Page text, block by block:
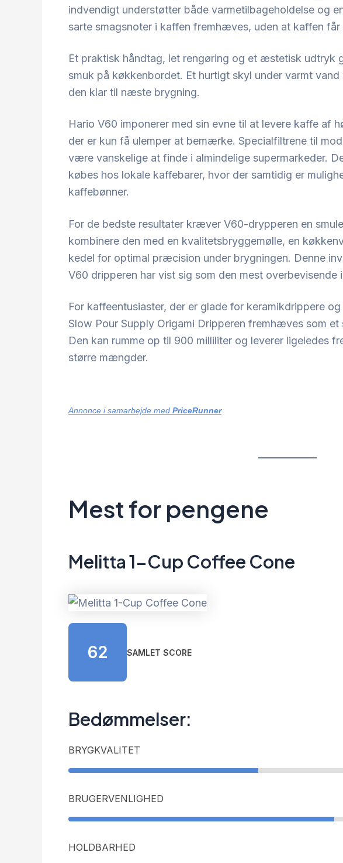
indvendigt understøtter både varmetilbageholdelse og
sarte smagsnoter i kaffen fremhæves, uden at kaffen
Et praktisk håndtag, let rengøring og et æstetisk udtryk
smuk på køkkenbordet. Et hurtigt skyl under varmt
den klar til næste brygning.
Hario V60 imponerer med sin evne til at levere kaffe af
der er kun få ulemper at bemærke. Specialfiltrene til
være vanskelige at finde i almindelige supermarkeder.
købes hos lokale kaffebarer, hvor der samtidig er
kaffebønner.
For de bedste resultater kræver V60-drypperen en
kombinere den med en kvalitetsbryggemølle, en
kedel for optimal præcision under brygningen. Denne
V60 dripperen har vist sig som den mest overbevisende
For kaffeentusiaster, der er glade for keramikdrippere
Slow Pour Supply Origami Dripperen fremhæves som
Den kan rumme op til 900 milliliter og leverer ligeledes
større mængder.
Annonce i samarbejde med PriceRunner
Mest for pengene
Melitta 1-Cup Coffee Cone
62 SAMLET SCORE
Bedømmelser:
BRYGKVALITET
BRUGERVENLIGHED
HOLDBARHED